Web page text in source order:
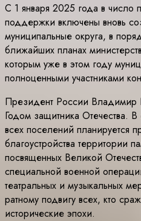
С 1 января 2025 года в число
поддержки включены вновь
муниципальные округа, в
ближайших планах
которым уже в этом году
полноценными участниками
Президент России Владимир
Годом защитника Отечества. В
всех поселений планируется
благоустройства территории
посвященных Великой
специальной военной
театральных и музыкальных
ратному подвигу всех, кто
исторические эпохи.